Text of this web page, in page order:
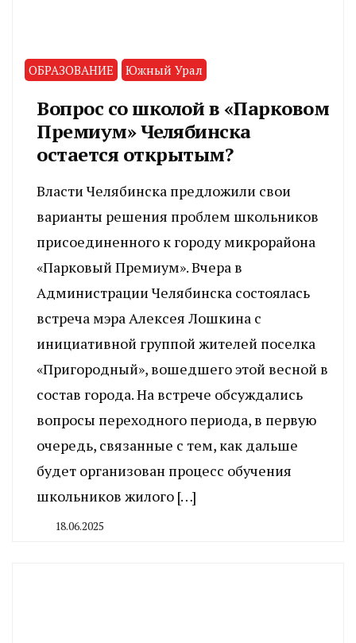
ОБРАЗОВАНИЕ Южный Урал
Вопрос со школой в «Парковом
Премиум» Челябинска
остается открытым?
Власти Челябинска предложили свои
варианты решения проблем школьников
присоединенного к городу микрорайона
«Парковый Премиум». Вчера в
Администрации Челябинска состоялась
встреча мэра Алексея Лошкина с
инициативной группой жителей поселка
«Пригородный», вошедшего этой весной в
состав города. На встрече обсуждались
вопросы переходного периода, в первую
очередь, связанные с тем, как дальше
будет организован процесс обучения
школьников жилого […]
18.06.2025